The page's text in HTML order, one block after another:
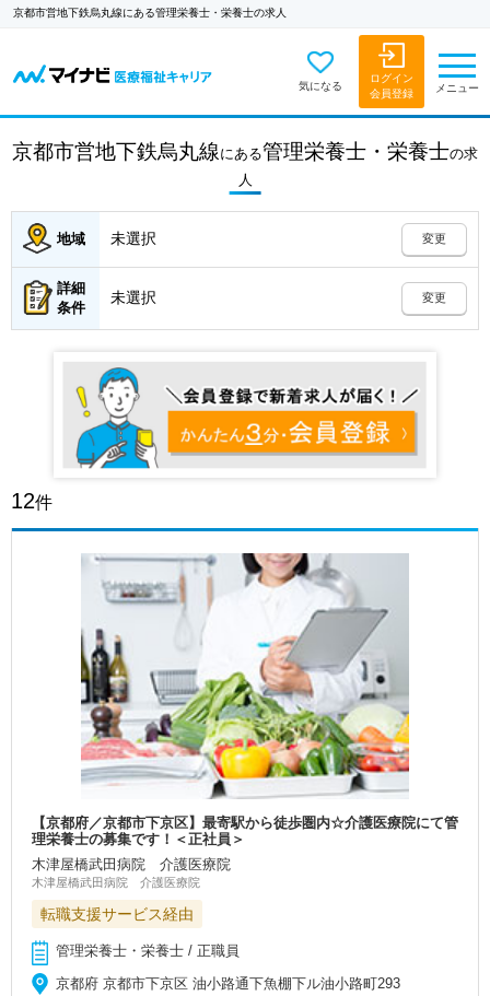
京都市営地下鉄烏丸線にある管理栄養士・栄養士の求人
気になる
ログイン
会員登録
メニュー
京都市営地下鉄烏丸線 にある管理栄養士・栄養士の求
人
地域 未選択 変更
詳細
条件
未選択 変更
12件
【京都府／京都市下京区】最寄駅から徒歩圏内☆介護医療院にて管
理栄養士の募集です！＜正社員＞
木津屋橋武田病院 介護医療院
木津屋橋武田病院 介護医療院
転職支援サービス経由
管理栄養士・栄養士 / 正職員
京都府 京都市下京区 油小路通下魚棚下ル油小路町293